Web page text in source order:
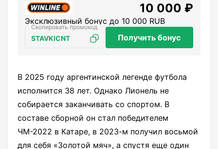
10 000 ₽
Эксклюзивный бонус до 10 000 RUB
STAVKICNT Получить бонус
В 2025 году аргентинской легенде футбола
исполнится 38 лет. Однако Лионель не
собирается заканчивать со спортом. В
составе сборной он стал победителем
ЧМ-2022 в Катаре, в 2023-м получил восьмой
для себя «Золотой мяч», а спустя еще один